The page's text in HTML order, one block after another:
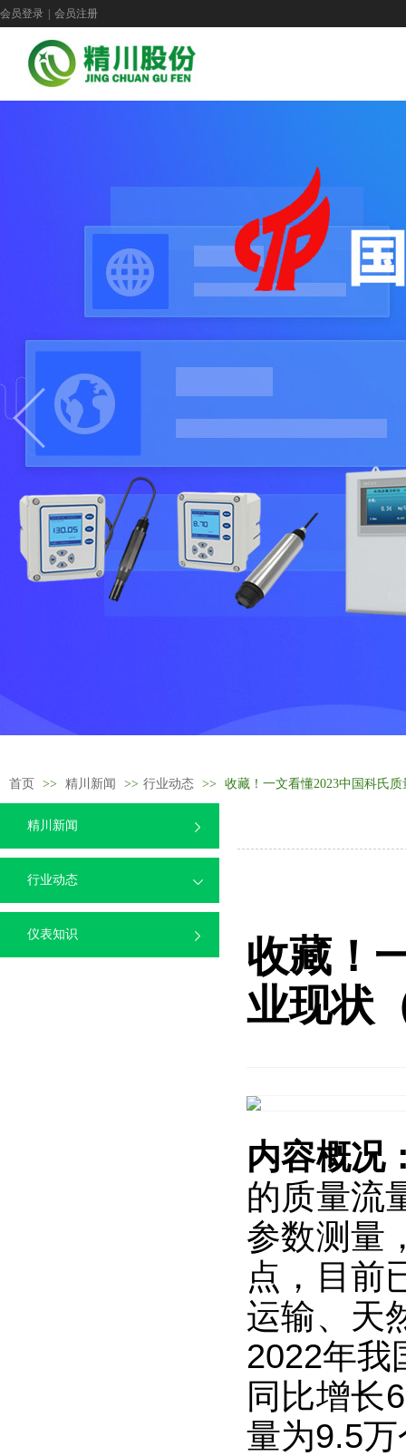
会员登录 会员注册
首页 >> 精川新闻 >> 行业动态 >> 收藏！一文看懂2023中国科氏
精川新闻
行业动态
仪表知识
收藏！
业现状
内容概况
的质量流
参数测量
点，目前
运输、天
2022年我
同比增长
量为9.5